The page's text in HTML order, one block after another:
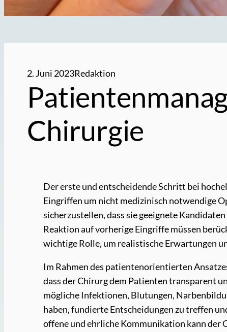
2. Juni 2023Redaktion
Chirurgie
Der erste und entscheidende Schritt bei
Eingriffen um nicht medizinisch notwendige
sicherzustellen, dass sie geeignete
Reaktion auf vorherige Eingriffe müssen
wichtige Rolle, um realistische Erwartungen
Im Rahmen des patientenorientierten
dass der Chirurg dem Patienten transparent
mögliche Infektionen, Blutungen,
haben, fundierte Entscheidungen zu treffen
offene und ehrliche Kommunikation kann der